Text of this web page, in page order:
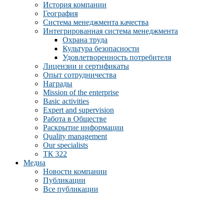
История компании
География
Система менеджмента качества
Интегрированная система менеджмента
Охрана труда
Культура безопасности
Удовлетворенность потребителя
Лицензии и сертификаты
Опыт сотрудничества
Награды
Mission of the enterprise
Basic activities
Expert and supervision
Работа в Обществе
Раскрытие информации
Quality management
Our specialists
ТК 322
Медиа
Новости компании
Публикации
Все публикации